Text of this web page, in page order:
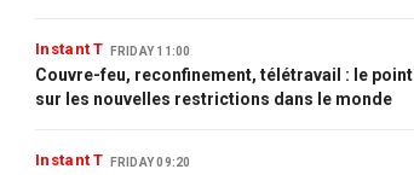
Instant T FRIDAY 11:00
Couvre-feu, reconfinement, télétravail : le point
sur les nouvelles restrictions dans le monde
Instant T FRIDAY 09:20